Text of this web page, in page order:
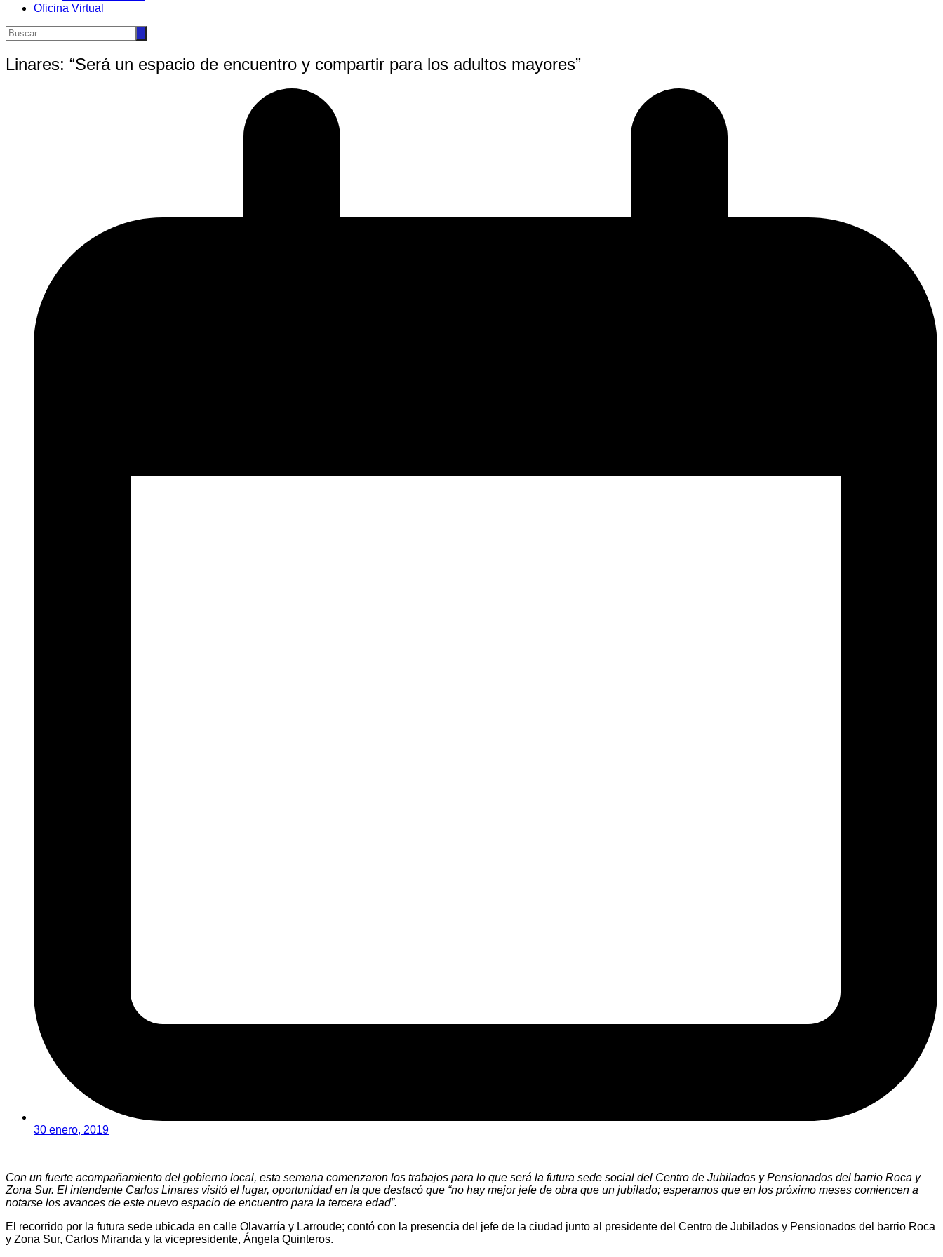
Oficina Virtual
Linares: “Será un espacio de encuentro y compartir para los adultos mayores”
30 enero, 2019
Con un fuerte acompañamiento del gobierno local, esta semana comenzaron los trabajos para lo que será la futura sede social del Centro de Jubilados y Pensionados del barrio Roca y
Zona Sur. El intendente Carlos Linares visitó el lugar, oportunidad en la que destacó que “no hay mejor jefe de obra que un jubilado; esperamos que en los próximo meses comiencen a
notarse los avances de este nuevo espacio de encuentro para la tercera edad”.
El recorrido por la futura sede ubicada en calle Olavarría y Larroude; contó con la presencia del jefe de la ciudad junto al presidente del Centro de Jubilados y Pensionados del barrio Roca
y Zona Sur, Carlos Miranda y la vicepresidente, Ángela Quinteros.